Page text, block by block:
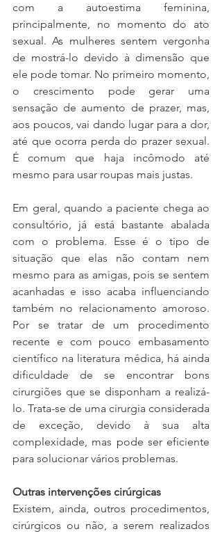
com a autoestima feminina,
principalmente, no momento do ato
sexual. As mulheres sentem vergonha
de mostrá-lo devido à dimensão que
ele pode tomar. No primeiro momento,
o crescimento pode gerar uma
sensação de aumento de prazer, mas,
aos poucos, vai dando lugar para a dor,
até que ocorra perda do prazer sexual.
É comum que haja incômodo até
mesmo para usar roupas mais justas.
Em geral, quando a paciente chega ao
consultório, já está bastante abalada
com o problema. Esse é o tipo de
situação que elas não contam nem
mesmo para as amigas, pois se sentem
acanhadas e isso acaba influenciando
também no relacionamento amoroso.
Por se tratar de um procedimento
recente e com pouco embasamento
científico na literatura médica, há ainda
dificuldade de se encontrar bons
cirurgiões que se disponham a realizá-
lo. Trata-se de uma cirurgia considerada
de exceção, devido à sua alta
complexidade, mas pode ser eficiente
para solucionar vários problemas.
Outras intervenções cirúrgicas
Existem, ainda, outros procedimentos,
cirúrgicos ou não, a serem realizados